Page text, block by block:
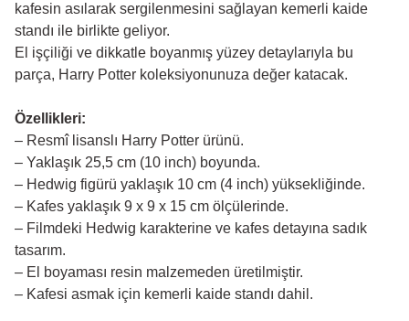
kafesin asılarak sergilenmesini sağlayan kemerli kaide
standı ile birlikte geliyor.
El işçiliği ve dikkatle boyanmış yüzey detaylarıyla bu
parça, Harry Potter koleksiyonunuza değer katacak.
Özellikleri:
– Resmî lisanslı Harry Potter ürünü.
– Yaklaşık 25,5 cm (10 inch) boyunda.
– Hedwig figürü yaklaşık 10 cm (4 inch) yüksekliğinde.
– Kafes yaklaşık 9 x 9 x 15 cm ölçülerinde.
– Filmdeki Hedwig karakterine ve kafes detayına sadık
tasarım.
– El boyaması resin malzemeden üretilmiştir.
– Kafesi asmak için kemerli kaide standı dahil.